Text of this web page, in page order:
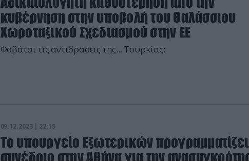
κυβέρνηση στην υποβολή του Θαλάσσιου
Χωροταξικού Σχεδιασμού στην ΕΕ
Φοβάται τις αντιδράσεις της... Τουρκίας;
09.12.2023 | 22:15
Το υπουργείο Εξωτερικών προγραμματίζει
συνέδριο στην Αθήνα για την